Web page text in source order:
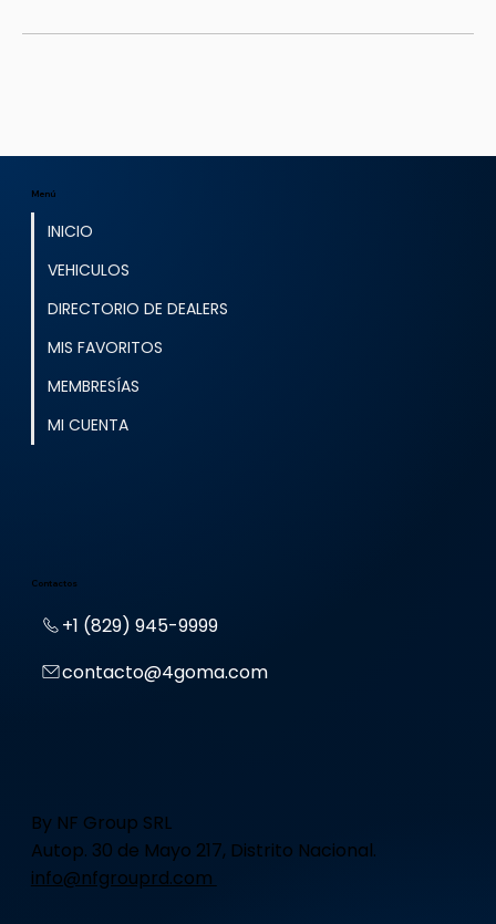
Menú
INICIO
VEHICULOS
DIRECTORIO DE DEALERS
MIS FAVORITOS
MEMBRESÍAS
MI CUENTA
Contactos
+1 (829) 945-9999
contacto@4goma.com
By NF Group SRL
Autop. 30 de Mayo 217, Distrito Nacional.
info@nfgrouprd.com